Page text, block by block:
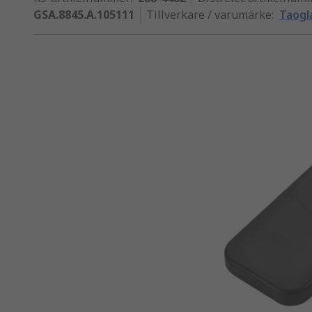
GSA.8845.A.105111
Tillverkare / varumärke: